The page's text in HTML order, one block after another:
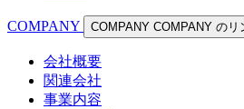
COMPANY COMPANY COMPANY のリ
会社概要
関連会社
事業内容